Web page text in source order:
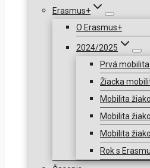
Erasmus+
O Erasmus+
2024/2025
Prvá
Žiacka
Mobilita
Mobilita
Mobilita
Rok s